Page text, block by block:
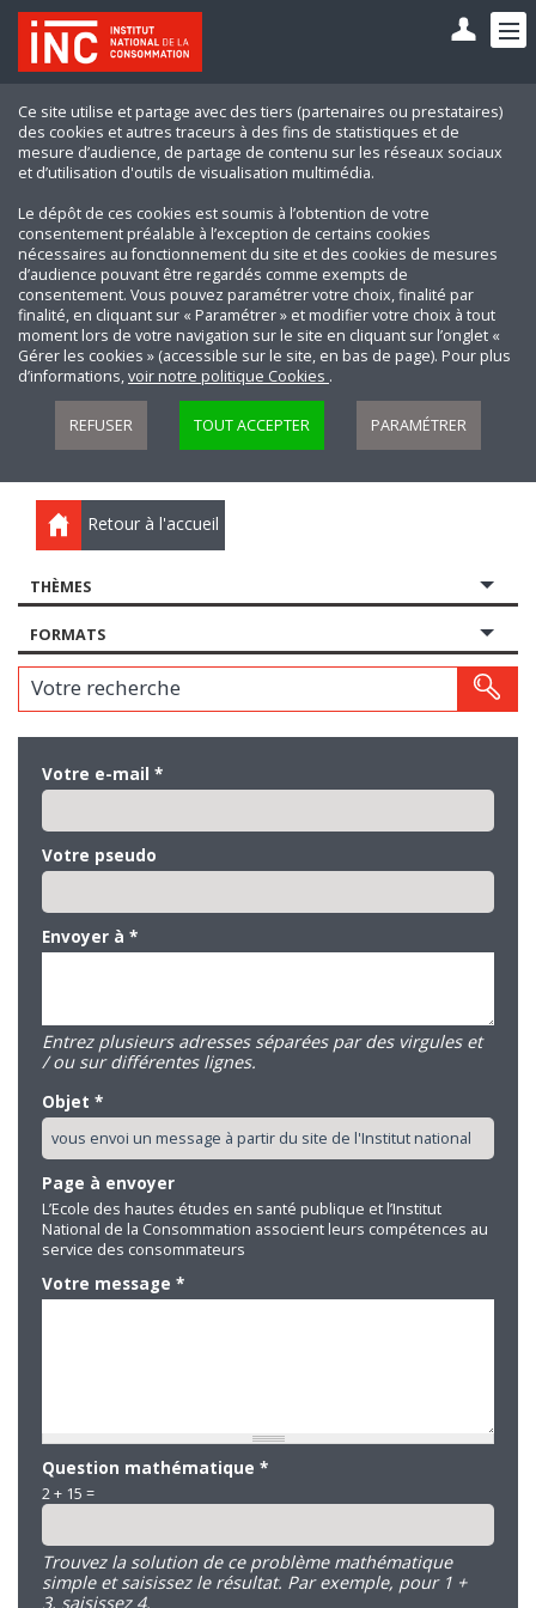
Ce site utilise et partage avec des tiers (partenaires ou prestataires)
des cookies et autres traceurs à des fins de statistiques et de
mesure d’audience, de partage de contenu sur les réseaux sociaux
et d’utilisation d'outils de visualisation multimédia.
Le dépôt de ces cookies est soumis à l’obtention de votre
consentement préalable à l’exception de certains cookies
nécessaires au fonctionnement du site et des cookies de mesures
d’audience pouvant être regardés comme exempts de
consentement. Vous pouvez paramétrer votre choix, finalité par
finalité, en cliquant sur « Paramétrer » et modifier votre choix à tout
moment lors de votre navigation sur le site en cliquant sur l’onglet «
Gérer les cookies » (accessible sur le site, en bas de page). Pour plus
d’informations,voir notre politique Cookies .
REFUSER TOUT ACCEPTER PARAMÉTRER
Retour à l'accueil
THÈMES
FORMATS
Votre recherche
Votre e-mail *
Votre pseudo
Envoyer à *
Entrez plusieurs adresses séparées par des virgules et
/ ou sur différentes lignes.
Objet *
Page à envoyer
L’Ecole des hautes études en santé publique et l’Institut
National de la Consommation associent leurs compétences au
service des consommateurs
Votre message *
Question mathématique *
2 + 15 =
Trouvez la solution de ce problème mathématique
simple et saisissez le résultat. Par exemple, pour 1 +
3, saisissez 4.